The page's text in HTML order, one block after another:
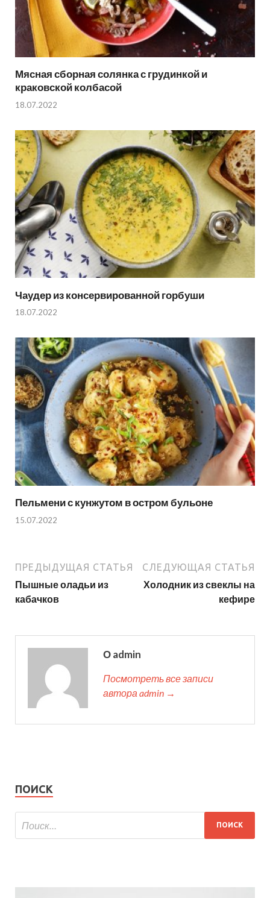
Мясная сборная солянка с грудинкой и
краковской колбасой
18.07.2022
Чаудер из консервированной горбуши
18.07.2022
Пельмени с кунжутом в остром бульоне
15.07.2022
ПРЕДЫДУЩАЯ СТАТЬЯ
Пышные оладьи из
кабачков
СЛЕДУЮЩАЯ СТАТЬЯ
Холодник из свеклы на
кефире
О admin
Посмотреть все записи
автора admin →
ПОИСК